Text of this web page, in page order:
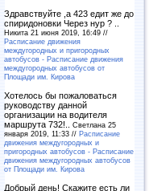
Здравствуйте ,а 423 едит же до
спиридоновки Через нур ? ..
Никита 21 июня 2019, 16:49 //
Расписание движения
междугородных и пригородных
автобусов - Расписание движения
междугородных автобусов от
Площади им. Кирова
Хотелось бы пожаловаться
руководству данной
организации на водителя
маршрута 732!.. Светлана 25
января 2019, 11:33 // Расписание
движения междугородных и
пригородных автобусов - Расписание
движения междугородных автобусов
от Площади им. Кирова
Добрый день! Скажите есть ли